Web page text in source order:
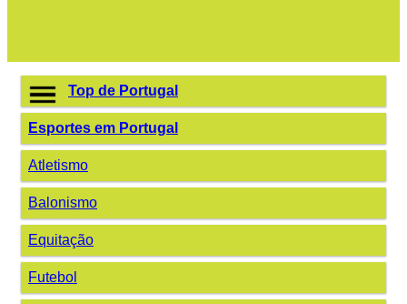
Top de Portugal
Esportes em Portugal
Atletismo
Balonismo
Equitação
Futebol